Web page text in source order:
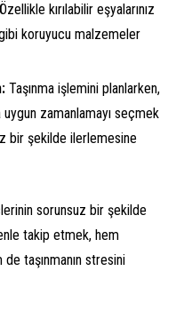
kırılabilir eşyalarınız
koruyucu malzemeler
Taşınma işlemini planlarken,
zamanlamayı seçmek
bir şekilde ilerlemesine
sorunsuz bir şekilde
takip etmek, hem
de taşınmanın stresini